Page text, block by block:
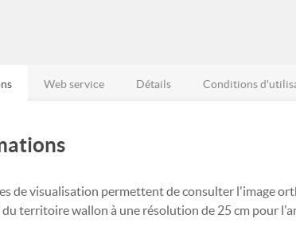
Web service Détails Conditions
de visualisation permettent de consulter l'image
territoire wallon à une résolution de 25 cm pour